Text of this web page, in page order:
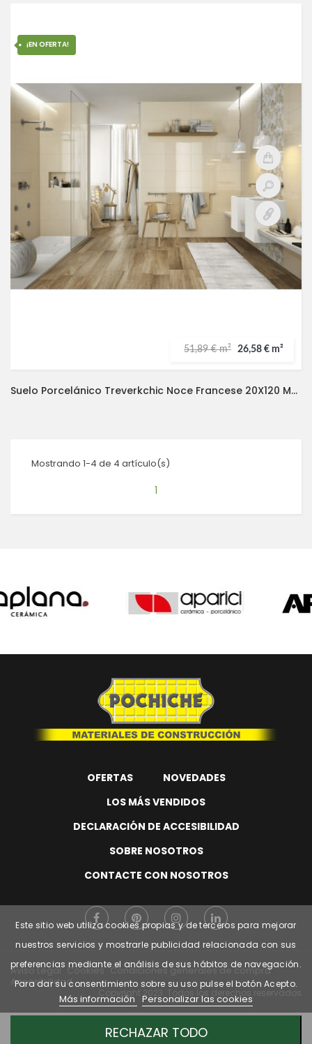
¡EN OFERTA!
51,89 € m² 26,58 € m²
Suelo Porcelánico Treverkchic Noce Francese 20X120 MARAZZI
Mostrando 1-4 de 4 artículo(s)
1
OFERTAS
NOVEDADES
LOS MÁS VENDIDOS
DECLARACIÓN DE ACCESIBILIDAD
SOBRE NOSOTROS
CONTACTE CON NOSOTROS
Este sitio web utiliza cookies propias y de terceros para mejorar
nuestros servicios y mostrarle publicidad relacionada con sus
preferencias mediante el análisis de sus hábitos de navegación.
Para dar su consentimiento sobre su uso pulse el botón Acepto.
Más información Personalizar las cookies
RECHAZAR TODO
Aviso Legal Cookies Condiciones generales de compra
Accesibilidad
Copyright 2023. Todos los derechos reservados
Web financiada por la Unión Europea a través de los fondos